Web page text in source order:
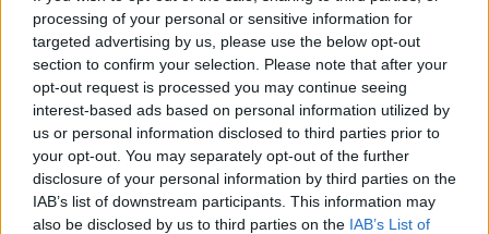
processing of your personal or sensitive information for
targeted advertising by us, please use the below opt-out
section to confirm your selection. Please note that after your
opt-out request is processed you may continue seeing
interest-based ads based on personal information utilized by
us or personal information disclosed to third parties prior to
your opt-out. You may separately opt-out of the further
disclosure of your personal information by third parties on the
IAB’s list of downstream participants. This information may
also be disclosed by us to third parties on the IAB’s List of